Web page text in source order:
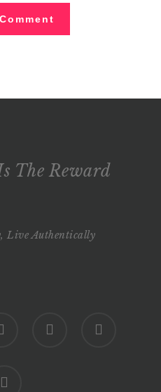
The Reward
Live Authentically
plus